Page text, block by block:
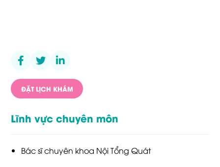
ĐẶT LỊCH KHÁM
Lĩnh vực chuyên môn
Bác sĩ chuyên khoa Nội Tổng Quát